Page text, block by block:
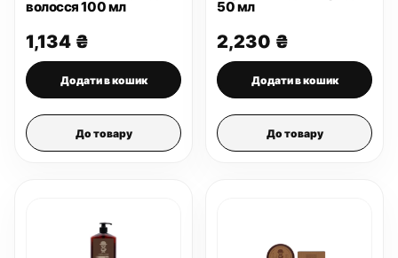
волосся 100 мл
1,134 ₴
Додати в кошик
До товару
50 мл
2,230 ₴
Додати в кошик
До товару